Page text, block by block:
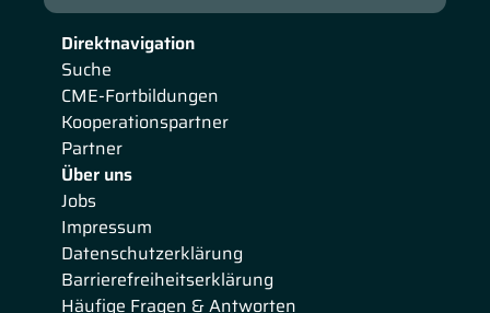
Direktnavigation
Suche
CME-Fortbildungen
Kooperationspartner
Partner
Über uns
Jobs
Impressum
Datenschutzerklärung
Barrierefreiheitserklärung
Häufige Fragen & Antworten